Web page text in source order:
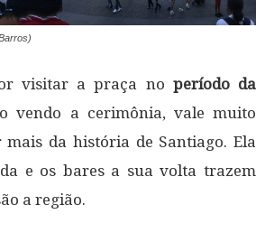
visitar a praça no período da
vendo a cerimônia, vale muito
da história de Santiago. Ela
e os bares a sua volta trazem
a região.